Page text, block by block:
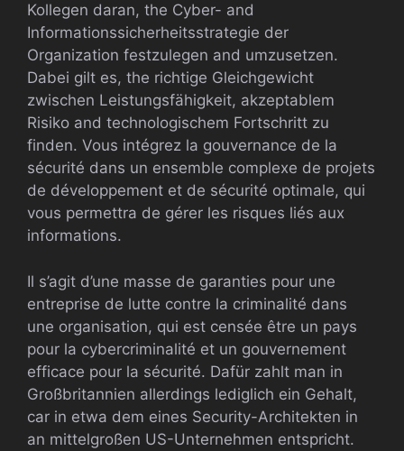
Kollegen daran, the Cyber- and
Informationssicherheitsstrategie der
Organization festzulegen and umzusetzen.
Dabei gilt es, the richtige Gleichgewicht
zwischen Leistungsfähigkeit, akzeptablem
Risiko and technologischem Fortschritt zu
finden. Vous intégrez la gouvernance de la
sécurité dans un ensemble complexe de projets
de développement et de sécurité optimale, qui
vous permettra de gérer les risques liés aux
informations.
Il s’agit d’une masse de garanties pour une
entreprise de lutte contre la criminalité dans
une organisation, qui est censée être un pays
pour la cybercriminalité et un gouvernement
efficace pour la sécurité. Dafür zahlt man in
Großbritannien allerdings lediglich ein Gehalt,
car in etwa dem eines Security-Architekten in
an mittelgroßen US-Unternehmen entspricht.